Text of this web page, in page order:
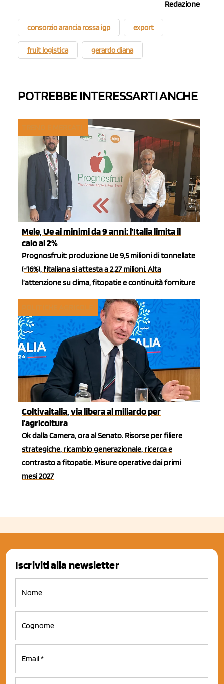
Redazione
consorzio arancia rossa igp export
fruit logistica gerardo diana
POTREBBE INTERESSARTI ANCHE
Mele, Ue ai minimi da 9 anni: l’Italia limita il
calo al 2%
Prognosfruit: produzione Ue 9,5 milioni di tonnellate
(-16%), l'italiana si attesta a 2,27 milioni. Alta
l’attenzione su clima, fitopatie e continuità forniture
Coltivaitalia, via libera al miliardo per
l'agricoltura
Ok dalla Camera, ora al Senato. Risorse per filiere
strategiche, ricambio generazionale, ricerca e
contrasto a fitopatie. Misure operative dai primi
mesi 2027
Iscriviti alla newsletter